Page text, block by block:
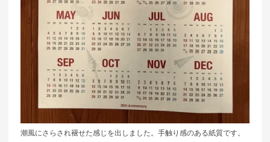
潮風にさらされ褪せた感じを出しました。手触り感のある紙質です。